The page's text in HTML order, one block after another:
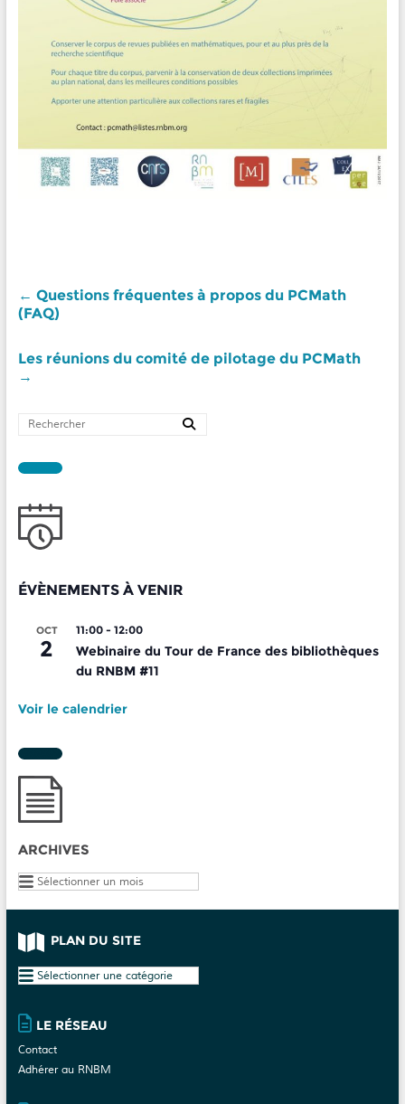
← Questions fréquentes à propos du PCMath
(FAQ)
Les réunions du comité de pilotage du PCMath
→
ÉVÈNEMENTS À VENIR
OCT
2
11:00- 12:00
Webinaire du Tour de France des bibliothèques
du RNBM #11
Voir le calendrier
ARCHIVES
Archives
PLAN DU SITE
Plan
site
LE RÉSEAU
Contact
Adhérer au RNBM